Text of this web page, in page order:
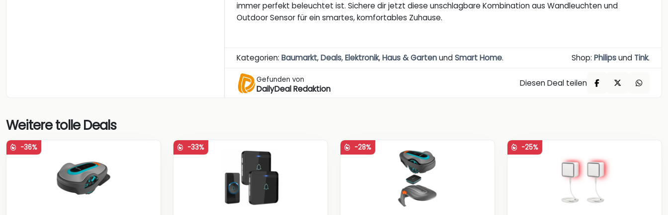
immer perfekt beleuchtet ist. Sichere dir jetzt diese unschlagbare Kombination aus Wandleuchten und
Outdoor Sensor für ein smartes, komfortables Zuhause.
Kategorien:Baumarkt,Deals,Elektronik,Haus & GartenundSmart Home. Shop: Philipsund Tink.
Gefunden von
DailyDeal Redaktion
Diesen Deal teilen
Weitere tolle Deals
-36% -33% -28% -25%